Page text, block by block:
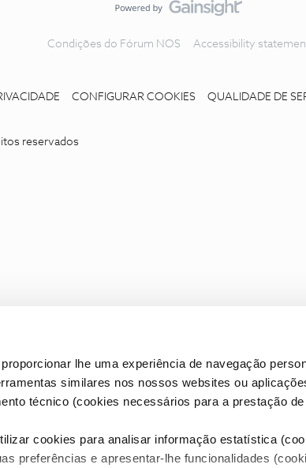
lhe uma experiência de navegação
similares nos nossos websites ou
técnico (cookies necessários para a prestação
cookies para analisar informação estatística
preferências e apresentar-lhe funcionalidades
Condições do Fórum NOS Accessibility
CONFIGURAR COOKIES QUALIDADE DE
reservados